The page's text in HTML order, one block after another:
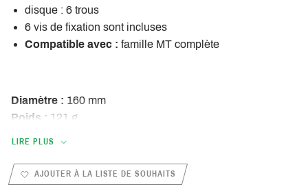
disque : 6 trous
6 vis de fixation sont incluses
Compatible avec : famille MT complète
Diamètre : 160 mm
Poids : 121 g
LIRE PLUS
AJOUTER À LA LISTE DE SOUHAITS